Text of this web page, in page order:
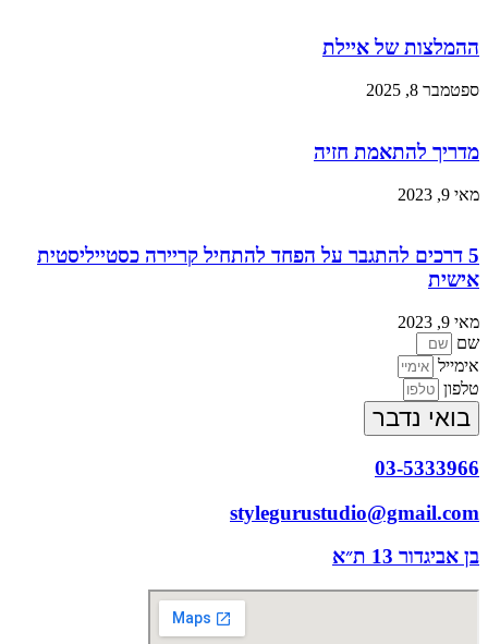
ההמלצות של איילת
ספטמבר 8, 2025
מדריך להתאמת חזיה
מאי 9, 2023
5 דרכים להתגבר על הפחד להתחיל קריירה כסטייליסטית
אישית
מאי 9, 2023
שם
אימייל
טלפון
בואי נדבר
03-5333966
stylegurustudio@gmail.com
בן אביגדור 13 ת״א